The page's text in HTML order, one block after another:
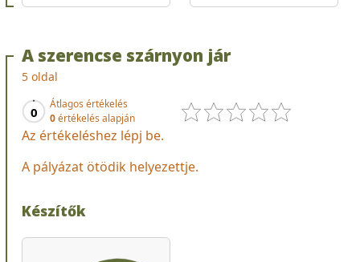
A szerencse szárnyon jár
5 oldal
0
Átlagos értékelés
0értékelés alapján
Az értékeléshez lépj be.
A pályázat ötödik helyezettje.
Készítők